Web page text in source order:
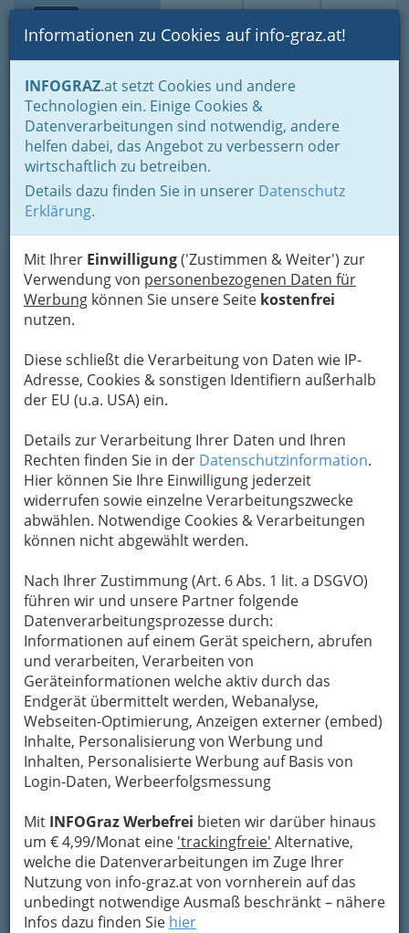
Suche Login Toggle
Informationen zu Cookies auf info-graz.at!
INFOGRAZ.at setzt Cookies und andere
Technologien ein. Einige Cookies &
Datenverarbeitungen sind notwendig, andere
helfen dabei, das Angebot zu verbessern oder
wirtschaftlich zu betreiben.
Details dazu finden Sie in unserer Datenschutz
Erklärung.
Mit Ihrer Einwilligung('Zustimmen & Weiter') zur
Verwendung von personenbezogenen Daten für
Werbung können Sie unsere Seite kostenfrei
nutzen.
Diese schließt die Verarbeitung von Daten wie IP-
Adresse, Cookies & sonstigen Identifiern außerhalb
der EU (u.a. USA) ein.
Details zur Verarbeitung Ihrer Daten und Ihren
Rechten finden Sie in der Datenschutzinformation.
Hier können Sie Ihre Einwilligung jederzeit
widerrufen sowie einzelne Verarbeitungszwecke
abwählen. Notwendige Cookies & Verarbeitungen
können nicht abgewählt werden.
Nach Ihrer Zustimmung (Art. 6 Abs. 1 lit. a DSGVO)
führen wir und unsere Partner folgende
Datenverarbeitungsprozesse durch:
Informationen auf einem Gerät speichern, abrufen
und verarbeiten, Verarbeiten von
Geräteinformationen welche aktiv durch das
Endgerät übermittelt werden, Webanalyse,
Webseiten-Optimierung, Anzeigen externer (embed)
Inhalte, Personalisierung von Werbung und
Inhalten, Personalisierte Werbung auf Basis von
Login-Daten, Werbeerfolgsmessung
Mit INFOGraz Werbefrei bieten wir darüber hinaus
um € 4,99/Monat eine 'trackingfreie' Alternative,
welche die Datenverarbeitungen im Zuge Ihrer
Nutzung von info-graz.at von vornherein auf das
unbedingt notwendige Ausmaß beschränkt – nähere
Infos dazu finden Sie hier
Home Branchen
Einkaufen & Schenken - der Handel
Handel in Graz
Dinge des täglichen Lebens
Werbeartikelhandel
Radlgruber
Werbegeschenke GmbH
Wiener Straße 186, 8051 Graz
Karte
Navigation
Schreibwaren
Werbeartikelhandel